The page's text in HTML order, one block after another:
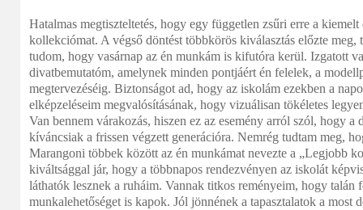
Hatalmas megtiszteltetés, hogy egy független zsűri erre a kiemelt
kollekciómat. A végső döntést többkörös kiválasztás előzte meg,
tudom, hogy vasárnap az én munkám is kifutóra kerül. Izgatott
divatbemutatóm, amelynek minden pontjáért én felelek, a
megtervezéséig. Biztonságot ad, hogy az iskolám ezekben a
elképzeléseim megvalósításának, hogy vizuálisan tökéletes
Van bennem várakozás, hiszen ez az esemény arról szól, hogy a
kíváncsiak a frissen végzett generációra. Nemrég tudtam meg,
Marangoni többek között az én munkámat nevezte a „Legjobb
kiváltsággal jár, hogy a többnapos rendezvényen az iskolát
láthatók lesznek a ruháim. Vannak titkos reményeim, hogy talán
munkalehetőséget is kapok. Jól jönnének a tapasztalatok a most